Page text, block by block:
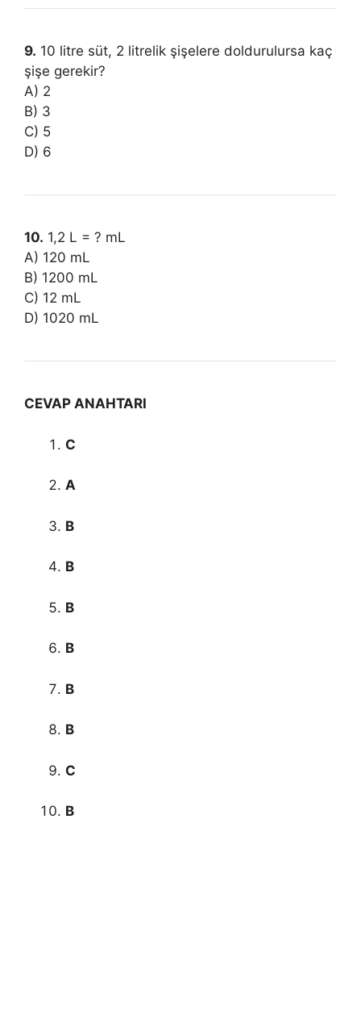
9. 10 litre süt, 2 litrelik şişelere doldurulursa kaç
şişe gerekir?
A) 2
B) 3
C) 5
D) 6
10. 1,2 L = ? mL
A) 120 mL
B) 1200 mL
C) 12 mL
D) 1020 mL
CEVAP ANAHTARI
C
A
B
B
B
B
B
B
C
B